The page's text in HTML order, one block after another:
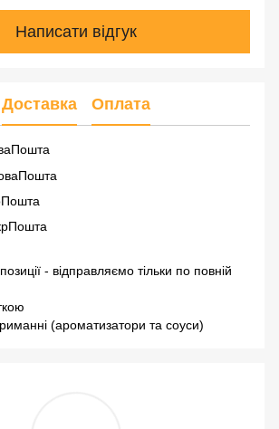
Написати відгук
Доставка Оплата
- відправляємо тільки по повній
(ароматизатори та соуси)